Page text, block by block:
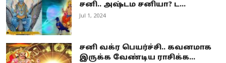
சனி.. அஷ்டம சனியா? ட...
Jul 1, 2024
சனி வக்ர பெயர்ச்சி.. கவனமாக
இருக்க வேண்டிய ராசிக்க...